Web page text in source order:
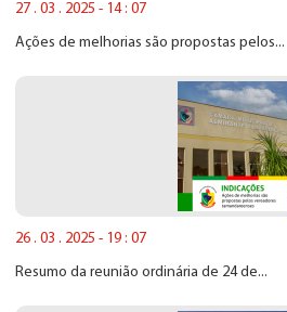
27 . 03 . 2025 - 14 : 07
Ações de melhorias são propostas pelos...
26 . 03 . 2025 - 19 : 07
Resumo da reunião ordinária de 24 de...